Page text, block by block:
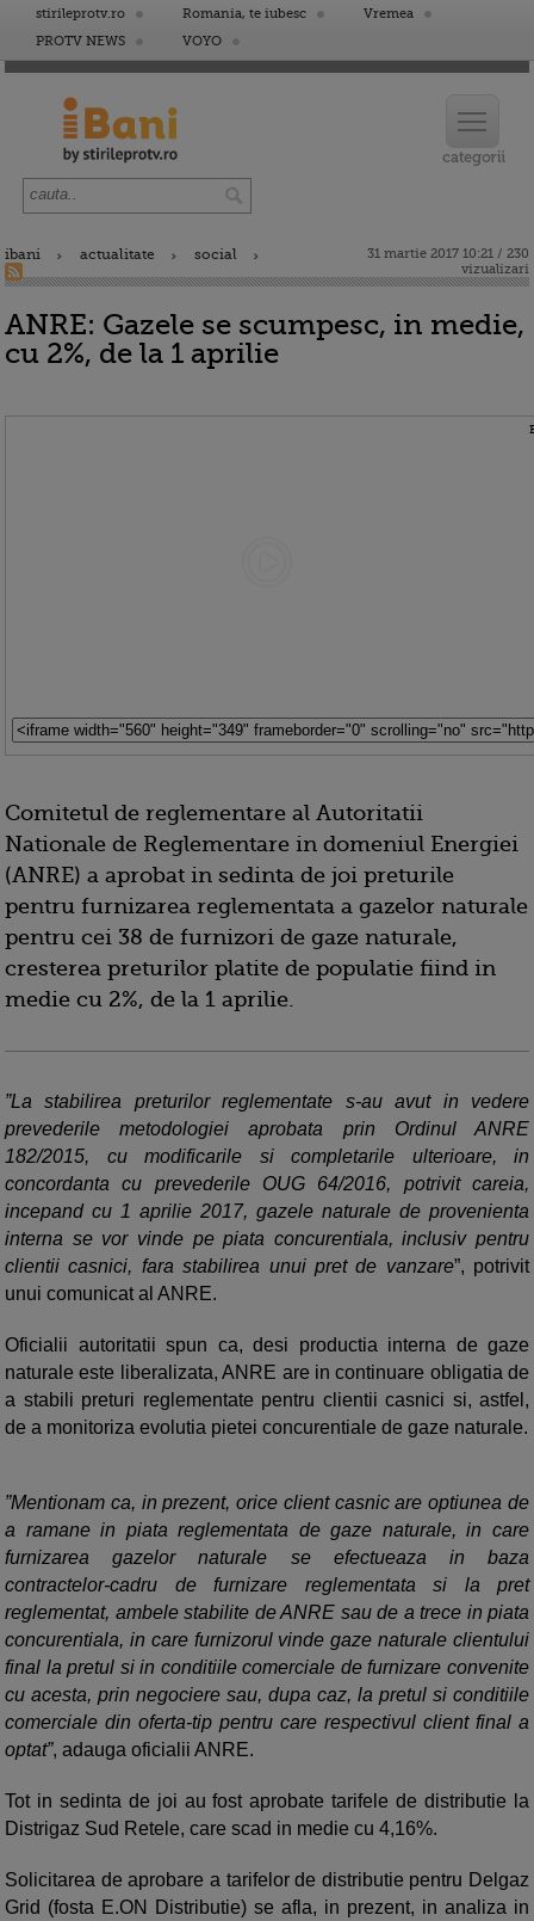
stirileprotv.ro Romania, te iubesc
Vremea
PROTV NEWS
VOYO
ibani actualitate social
31 martie 2017 10:21 / 230
vizualizari
ANRE: Gazele se scumpesc, in medie,
cu 2%, de la 1 aprilie
Comitetul de reglementare al Autoritatii
Nationale de Reglementare in domeniul Energiei
(ANRE) a aprobat in sedinta de joi preturile
pentru furnizarea reglementata a gazelor naturale
pentru cei 38 de furnizori de gaze naturale,
cresterea preturilor platite de populatie fiind in
medie cu 2%, de la 1 aprilie.
”La stabilirea preturilor reglementate s-au avut in vedere
prevederile metodologiei aprobata prin Ordinul ANRE
182/2015, cu modificarile si completarile ulterioare, in
concordanta cu prevederile OUG 64/2016, potrivit careia,
incepand cu 1 aprilie 2017, gazele naturale de provenienta
interna se vor vinde pe piata concurentiala, inclusiv pentru
clientii casnici, fara stabilirea unui pret de vanzare”, potrivit
unui comunicat al ANRE.
Oficialii autoritatii spun ca, desi productia interna de gaze
naturale este liberalizata, ANRE are in continuare obligatia de
a stabili preturi reglementate pentru clientii casnici si, astfel,
de a monitoriza evolutia pietei concurentiale de gaze naturale.
”Mentionam ca, in prezent, orice client casnic are optiunea de
a ramane in piata reglementata de gaze naturale, in care
furnizarea gazelor naturale se efectueaza in baza
contractelor-cadru de furnizare reglementata si la pret
reglementat, ambele stabilite de ANRE sau de a trece in piata
concurentiala, in care furnizorul vinde gaze naturale clientului
final la pretul si in conditiile comerciale de furnizare convenite
cu acesta, prin negociere sau, dupa caz, la pretul si conditiile
comerciale din oferta-tip pentru care respectivul client final a
optat”, adauga oficialii ANRE.
Tot in sedinta de joi au fost aprobate tarifele de distributie la
Distrigaz Sud Retele, care scad in medie cu 4,16%.
Solicitarea de aprobare a tarifelor de distributie pentru Delgaz
Grid (fosta E.ON Distributie) se afla, in prezent, in analiza in